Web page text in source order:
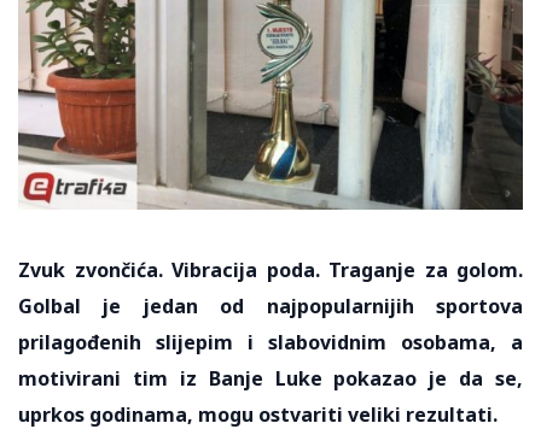
Zvuk zvončića. Vibracija poda. Traganje za golom.
Golbal je jedan od najpopularnijih sportova
prilagođenih slijepim i slabovidnim osobama, a
motivirani tim iz Banje Luke pokazao je da se,
uprkos godinama, mogu ostvariti veliki rezultati.